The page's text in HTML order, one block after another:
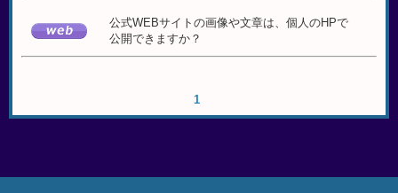
公式WEBサイトの画像や文章は、個人のHPで
公開できますか？
1